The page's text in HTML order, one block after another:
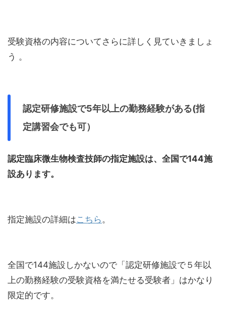
受験資格の内容についてさらに詳しく見ていきましょ
う 。
認定研修施設で5年以上の勤務経験がある(指
定講習会でも可）
認定臨床微生物検査技師の指定施設は、全国で144施
設あります。
指定施設の詳細はこちら。
全国で144施設しかないので「認定研修施設で５年以
上の勤務経験の受験資格を満たせる受験者」はかなり
限定的です。